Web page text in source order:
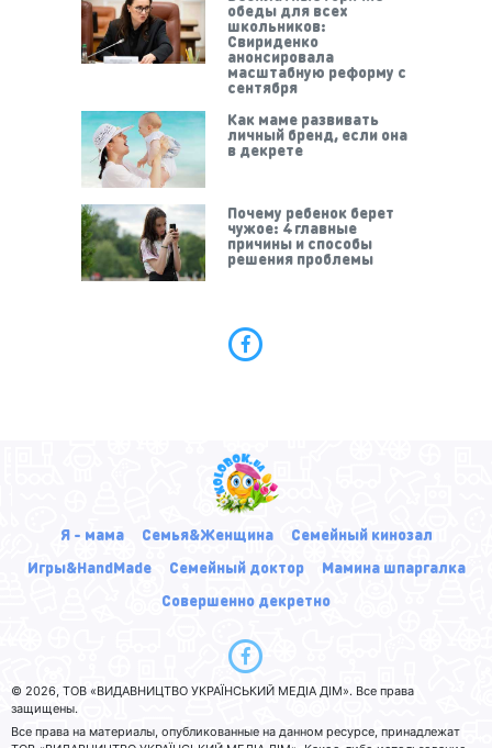
обеды для всех
школьников:
Свириденко
анонсировала
масштабную реформу с
сентября
Как маме развивать
личный бренд, если она
в декрете
Почему ребенок берет
чужое: 4 главные
причины и способы
решения проблемы
Я - мама Семья&Женщина
Семейный кинозал
Игры&HandMade
Семейный доктор
Мамина шпаргалка
Совершенно декретно
© 2026, ТОВ «ВИДАВНИЦТВО УКРАЇНСЬКИЙ МЕДІА ДІМ». Все права
защищены.
Все права на материалы, опубликованные на данном ресурсе, принадлежат